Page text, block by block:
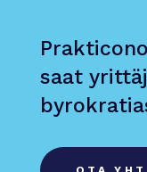
saat